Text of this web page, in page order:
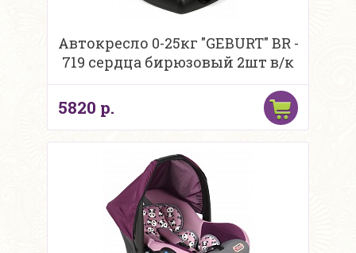
Автокресло 0-25кг "GEBURT" BR -
719 сердца бирюзовый 2шт в/к
5820 р.